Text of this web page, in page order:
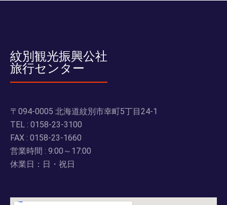
紋別観光振興公社
旅行センター
〒094-0005 北海道紋別市幸町5丁目24-1
TEL : 0158-23-3100
FAX : 0158-23-1660
営業時間 : 9:00～17:00
休業日：日・祝日